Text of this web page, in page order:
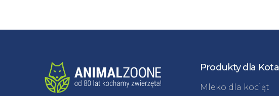
Produkty dla Kota
Mleko dla kociąt